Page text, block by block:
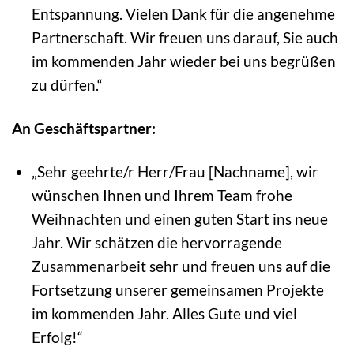
Entspannung. Vielen Dank für die angenehme
Partnerschaft. Wir freuen uns darauf, Sie auch
im kommenden Jahr wieder bei uns begrüßen
zu dürfen.“
An Geschäftspartner:
„Sehr geehrte/r Herr/Frau [Nachname], wir
wünschen Ihnen und Ihrem Team frohe
Weihnachten und einen guten Start ins neue
Jahr. Wir schätzen die hervorragende
Zusammenarbeit sehr und freuen uns auf die
Fortsetzung unserer gemeinsamen Projekte
im kommenden Jahr. Alles Gute und viel
Erfolg!“